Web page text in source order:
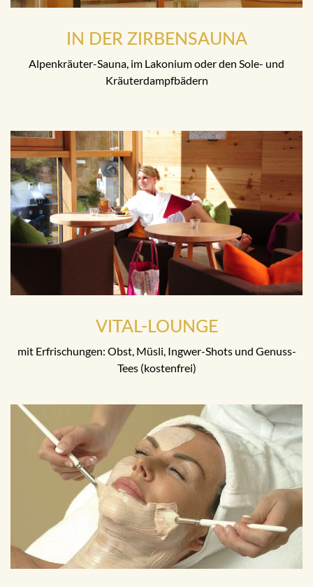
IN DER ZIRBENSAUNA
Alpenkräuter-Sauna, im Lakonium oder den Sole- und
Kräuterdampfbädern
VITAL-LOUNGE
mit Erfrischungen: Obst, Müsli, Ingwer-Shots und Genuss-
Tees (kostenfrei)